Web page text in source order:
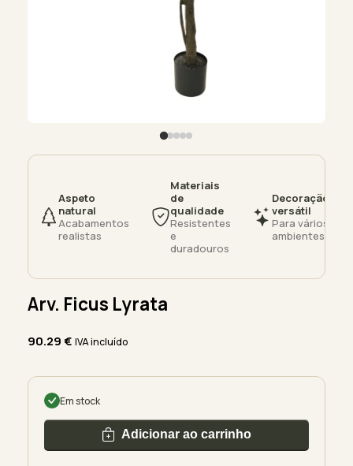
Aspeto
natural
Acabamentos
realistas
Materiais
de
qualidade
Resistentes
e
duradouros
Decoração
versátil
Para vários
ambientes
Arv. Ficus Lyrata
90.29€ IVA incluído
Em stock
Adicionar ao carrinho